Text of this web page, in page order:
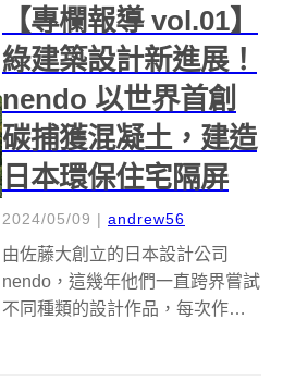
以環保杯才是永...
【專欄報導 vol.01】
綠建築設計新進展！
nendo 以世界首創
碳捕獲混凝土，建造
日本環保住宅隔屏
2024/05/09 | andrew56
由佐藤大創立的日本設計公司
nendo，這幾年他們一直跨界嘗試
不同種類的設計作品，每次作品